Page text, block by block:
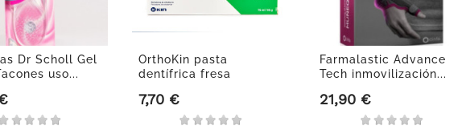
Dr Scholl Gel
uso...
OrthoKin pasta
dentífrica fresa
Precio
7,70 €
Farmalastic Advance
Tech inmovilización...
Precio
21,90 €